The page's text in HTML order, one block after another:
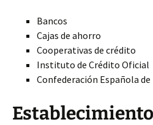
Bancos
Cajas de ahorro
Cooperativas de crédito
Instituto de Crédito Oficial
Confederación Española de